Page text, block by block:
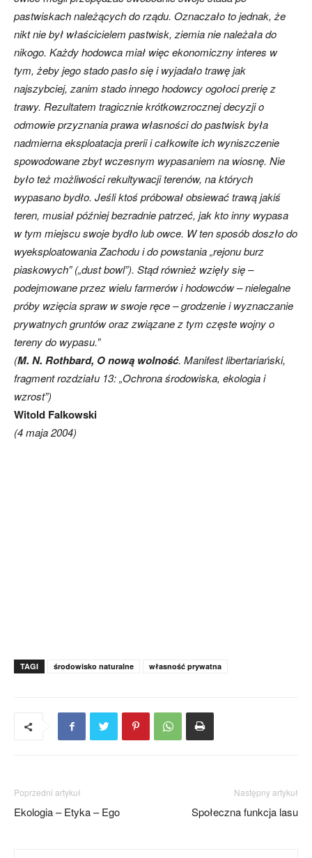
pastwiskach należących do rządu. Oznaczało to jednak, że
nikt nie był właścicielem pastwisk, ziemia nie należała do
nikogo. Każdy hodowca miał więc ekonomiczny interes w
tym, żeby jego stado pasło się i wyjadało trawę jak
najszybciej, zanim stado innego hodowcy ogołoci prerię z
trawy. Rezultatem tragicznie krótkowzrocznej decyzji o
odmowie przyznania prawa własności do pastwisk była
nadmierna eksploatacja prerii i całkowite ich wyniszczenie
spowodowane zbyt wczesnym wypasaniem na wiosnę. Nie
było też możliwości rekultywacji terenów, na których
wypasano bydło. Jeśli ktoś próbował obsiewać trawą jakiś
teren, musiał później bezradnie patrzeć, jak kto inny wypasa
w tym miejscu swoje bydło lub owce. W ten sposób doszło do
wyeksploatowania Zachodu i do powstania „rejonu burz
piaskowych” („dust bowl”). Stąd również wzięły się –
podejmowane przez wielu farmerów i hodowców – nielegalne
próby wzięcia spraw w swoje ręce – grodzenie i wyznaczanie
prywatnych gruntów oraz związane z tym częste wojny o
tereny do wypasu.”
(M. N. Rothbard, O nową wolność. Manifest libertariański,
fragment rozdziału 13: „Ochrona środowiska, ekologia i
wzrost”)
Witold Falkowski
(4 maja 2004)
TAGI środowisko naturalne własność prywatna
Poprzedni artykuł
Ekologia – Etyka – Ego
Następny artykuł
Społeczna funkcja lasu